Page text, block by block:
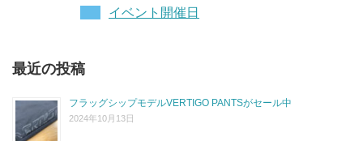
イベント開催日
最近の投稿
フラッグシップモデルVERTIGO PANTSがセール中
2024年10月13日